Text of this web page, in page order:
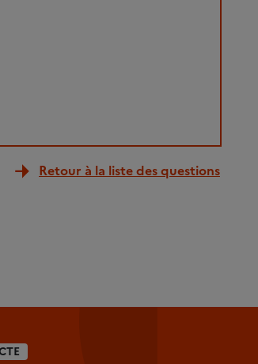
Retour à la liste des questions